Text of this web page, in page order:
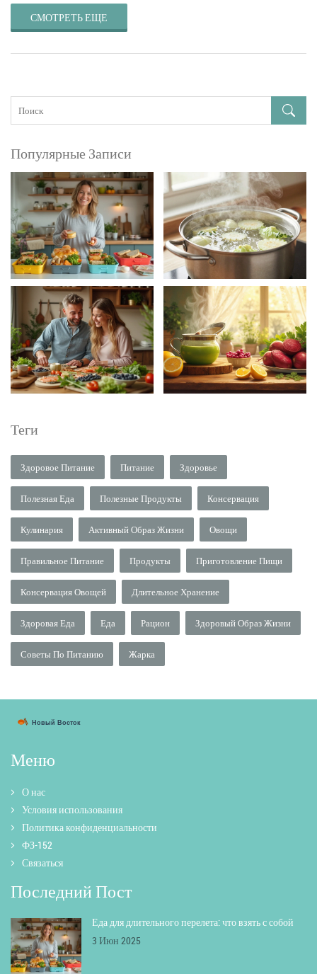
СМОТРЕТЬ ЕЩЕ
Популярные Записи
Теги
Здоровое Питание Питание Здоровье
Полезная Еда Полезные Продукты Консервация
Кулинария Активный Образ Жизни Овощи
Правильное Питание Продукты Приготовление Пищи
Консервация Овощей Длительное Хранение
Здоровая Еда Еда Рацион Здоровый Образ Жизни
Советы По Питанию Жарка
Меню
О нас
Условия использования
Политика конфиденциальности
ФЗ-152
Связаться
Последний Пост
Еда для длительного перелета: что взять с собой
3 Июн 2025